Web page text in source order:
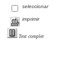
seleccionar
imprimir
Text complet